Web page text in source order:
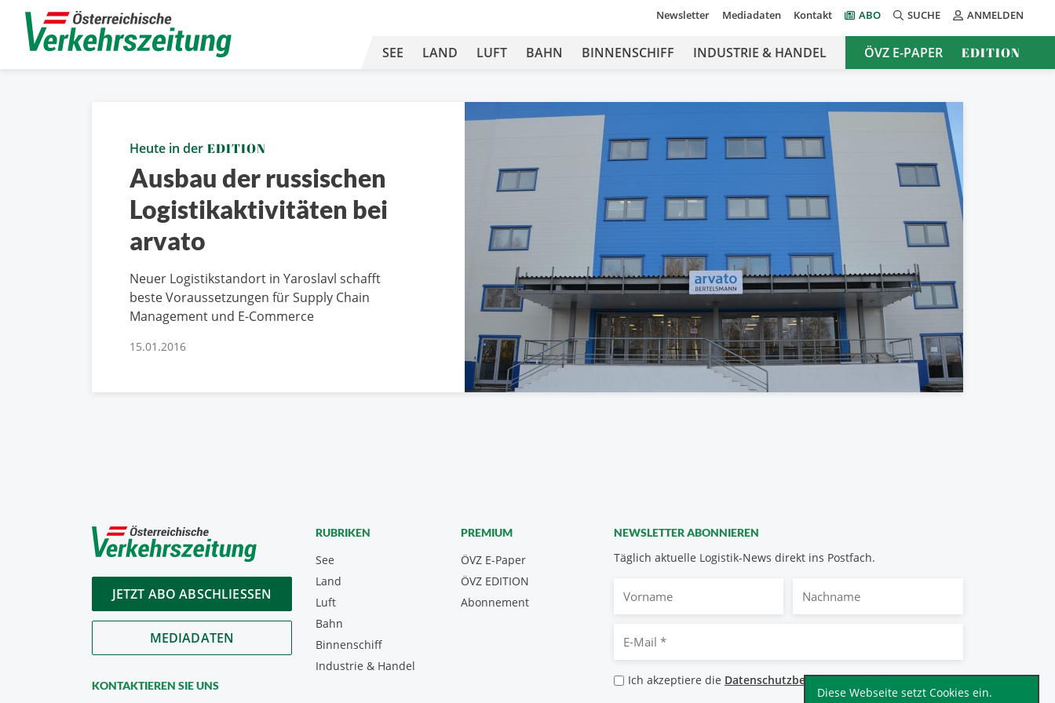
Diese Webseite setzt Cookies ein.
Newsletter Mediadaten Kontakt ABO SUCHE ANMELDEN
SEE LAND LUFT BAHN BINNENSCHIFF INDUSTRIE & HANDEL ÖVZ E-PAPER EDITION
Heute in der EDITION
Ausbau der russischen
Logistikaktivitäten bei
arvato
Neuer Logistikstandort in Yaroslavl schafft
beste Voraussetzungen für Supply Chain
Management und E-Commerce
15.01.2016
JETZT ABO ABSCHLIESSEN
MEDIADATEN
KONTAKTIEREN SIE UNS
NEWSLETTER ABONNIEREN
Täglich aktuelle Logistik-News direkt ins Postfach.
Mail
Datenschutzbestimmungen
Ich akzeptiere die Datenschutzbestimmungen.*
RUBRIKEN
See
Land
Luft
Bahn
Binnenschiff
Industrie & Handel
PREMIUM
ÖVZ E-Paper
Abonnement
ÖVZ EDITION